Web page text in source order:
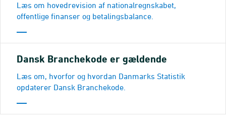
Læs om hovedrevision af nationalregnskabet,
offentlige finanser og betalingsbalance.
Dansk Branchekode er gældende
Læs om, hvorfor og hvordan Danmarks Statistik
opdaterer Dansk Branchekode.